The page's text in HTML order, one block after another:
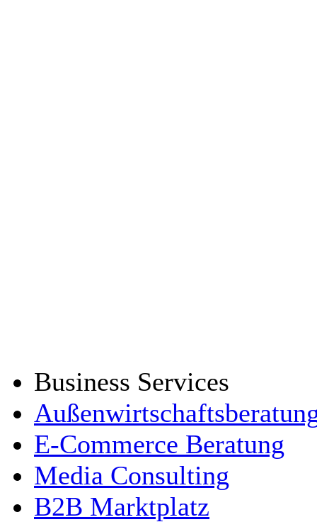
Business Services
E-Commerce Beratung
Media Consulting
B2B Marktplatz